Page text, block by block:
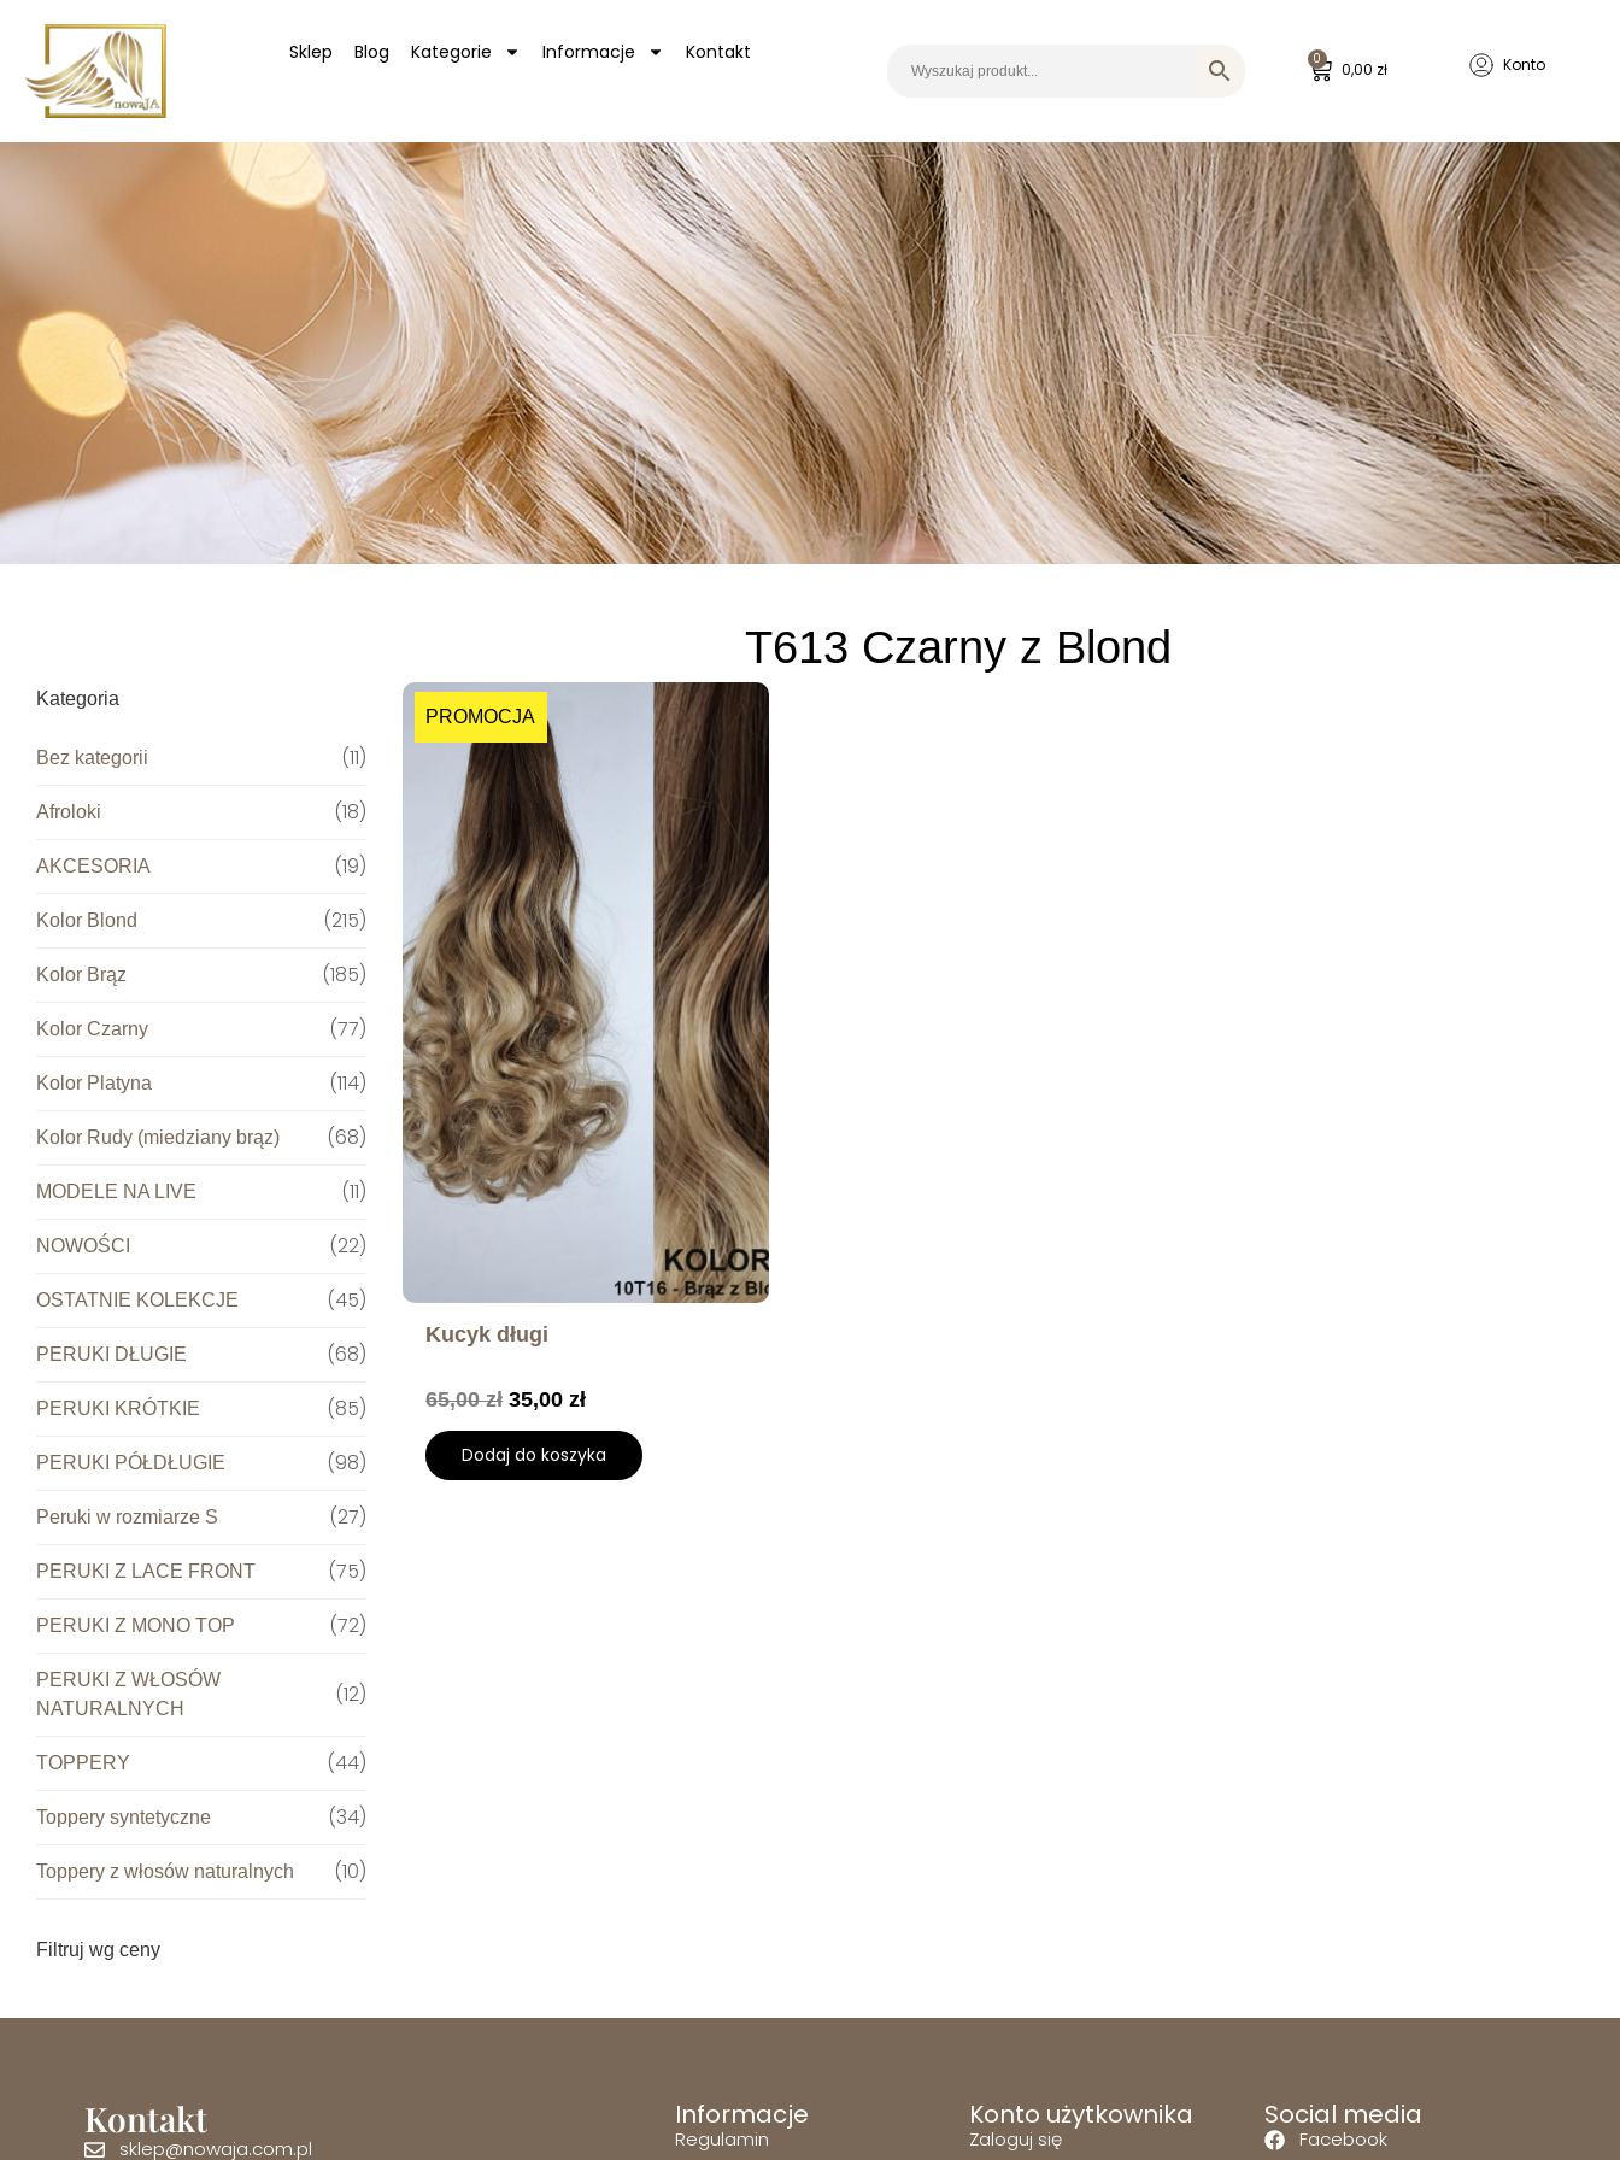
0,00 zł
0 Konto
Sklep Blog Kategorie Informacje Kontakt
Kategoria
Bez kategorii 11
Afroloki 18
AKCESORIA 19
Kolor Blond 215
Kolor Brąz 185
Kolor Czarny 77
Kolor Platyna 114
Kolor Rudy (miedziany brąz) 68
MODELE NA LIVE 11
NOWOŚCI 22
OSTATNIE KOLEKCJE 45
PERUKI DŁUGIE 68
PERUKI KRÓTKIE 85
PERUKI PÓŁDŁUGIE 98
Peruki w rozmiarze S 27
PERUKI Z LACE FRONT 75
PERUKI Z MONO TOP 72
PERUKI Z WŁOSÓW
NATURALNYCH
12
TOPPERY 44
Toppery syntetyczne 34
Toppery z włosów naturalnych 10
Filtruj wg ceny
T613 Czarny z Blond
PROMOCJA
Kucyk długi
65,00zł 35,00zł
Dodaj do koszyka
Kontakt
sklep@nowaja.com.pl
Informacje
Regulamin
Konto użytkownika
Zaloguj się
Social media
Facebook